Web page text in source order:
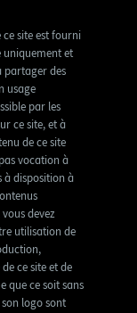
ce site est fourni
et
partager des
usage
par les
ce site, et à
de ce site
vocation à
à disposition à
devez
utilisation de
ce site et de
que ce soit sans
son logo sont